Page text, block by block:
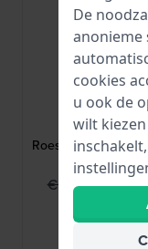
Maserati
R8873618013
Epoca 42 mm
Roestvrijstalen
met datum
€ 299,- €
● Op
De
anonieme
cookies
u ook de
wilt